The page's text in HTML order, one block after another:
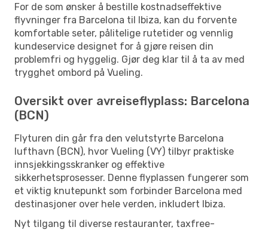
For de som ønsker å bestille kostnadseffektive
flyvninger fra Barcelona til Ibiza, kan du forvente
komfortable seter, pålitelige rutetider og vennlig
kundeservice designet for å gjøre reisen din
problemfri og hyggelig. Gjør deg klar til å ta av med
trygghet ombord på Vueling.
Oversikt over avreiseflyplass: Barcelona
(BCN)
Flyturen din går fra den velutstyrte Barcelona
lufthavn (BCN), hvor Vueling (VY) tilbyr praktiske
innsjekkingsskranker og effektive
sikkerhetsprosesser. Denne flyplassen fungerer som
et viktig knutepunkt som forbinder Barcelona med
destinasjoner over hele verden, inkludert Ibiza.
Nyt tilgang til diverse restauranter, taxfree-